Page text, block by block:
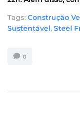
Tags: Construção
Sustentável, Steel
0